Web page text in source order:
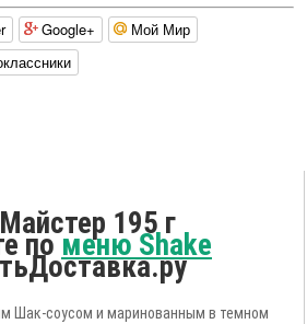
Google+
Мой Мир
195 г
поменю Shake
Шак-соусом и маринованным в темном